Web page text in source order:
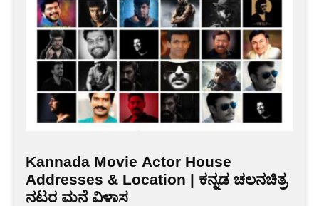
Kannada Movie Actor House
Addresses & Location | ಕನ್ನಡ ಚಲನಚಿತ್ರ
ನಟರ ಮನೆ ವಿಳಾಸ